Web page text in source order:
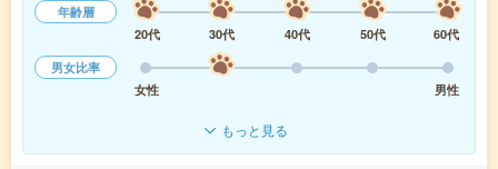
年齢層
20代
30代 40代 50代
60代
男女比率
女性
男性
もっと見る